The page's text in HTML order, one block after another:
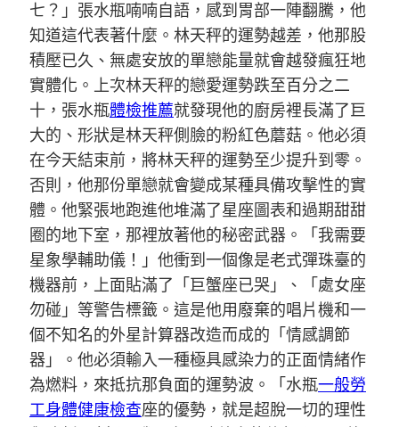
七？」張水瓶喃喃自語，感到胃部一陣翻騰，他
知道這代表著什麼。林天秤的運勢越差，他那股
積壓已久、無處安放的單戀能量就會越發瘋狂地
實體化。上次林天秤的戀愛運勢跌至百分之二
十，張水瓶體檢推薦就發現他的廚房裡長滿了巨
大的、形狀是林天秤側臉的粉紅色蘑菇。他必須
在今天結束前，將林天秤的運勢至少提升到零。
否則，他那份單戀就會變成某種具備攻擊性的實
體。他緊張地跑進他堆滿了星座圖表和過期甜甜
圈的地下室，那裡放著他的秘密武器。「我需要
星象學輔助儀！」他衝到一個像是老式彈珠臺的
機器前，上面貼滿了「巨蟹座已哭」、「處女座
勿碰」等警告標籤。這是他用廢棄的唱片機和一
個不知名的外星計算器改造而成的「情感調節
器」。他必須輸入一種極具感染力的正面情緒作
為燃料，來抵抗那負面的運勢波。「水瓶一般勞
工身體健康檢查座的優勢，就是超脫一切的理性